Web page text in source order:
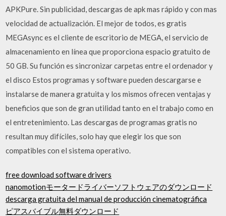
APKPure. Sin publicidad, descargas de apk mas rápido y con mas
velocidad de actualización. El mejor de todos, es gratis
MEGAsync es el cliente de escritorio de MEGA, el servicio de
almacenamiento en línea que proporciona espacio gratuito de
50 GB. Su función es sincronizar carpetas entre el ordenador y
el disco Estos programas y software pueden descargarse e
instalarse de manera gratuita y los mismos ofrecen ventajas y
beneficios que son de gran utilidad tanto en el trabajo como en
el entretenimiento. Las descargas de programas gratis no
resultan muy difíciles, solo hay que elegir los que son
compatibles con el sistema operativo.
free download software drivers
nanomotionモータードライバーソフトウェアのダウンロード
descarga gratuita del manual de producción cinematográfica
ピアスバイブル無料ダウンロード